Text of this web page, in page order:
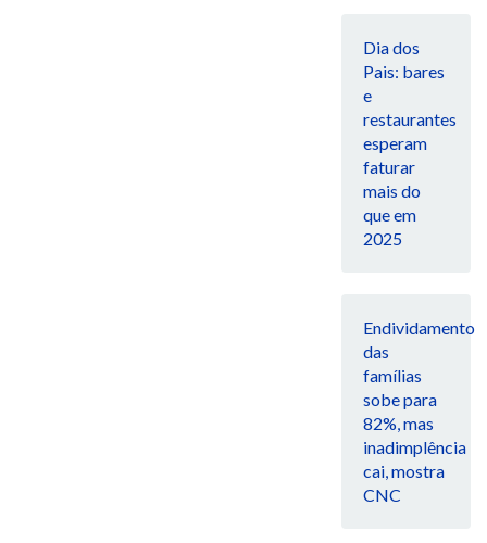
Dia dos
Pais: bares
e
restaurantes
esperam
faturar
mais do
que em
2025
Endividamento
das
famílias
sobe para
82%, mas
inadimplência
cai, mostra
CNC